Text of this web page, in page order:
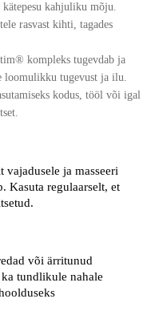
kätepesu kahjuliku mõju.
rasvast kihti, tagades
kompleks tugevdab ja
loomulikku tugevust ja ilu.
kodus, tööl või igal
vajadusele ja masseeri
Kasuta regulaarselt, et
või ärritunud
tundlikule nahale